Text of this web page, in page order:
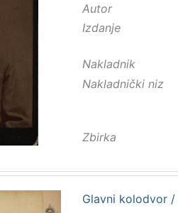
Autor
Izdanje
Nakladnik
Nakladnički niz
Zbirka
Glavni kolodvor /